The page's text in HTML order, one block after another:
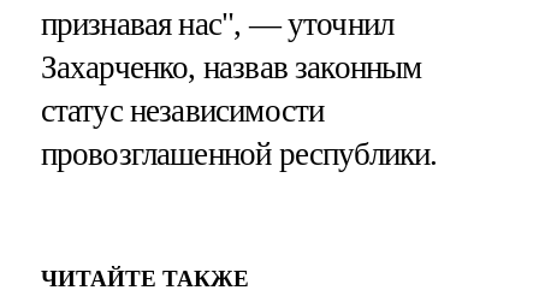
признавая нас", — уточнил
Захарченко, назвав законным
статус независимости
провозглашенной республики.
ЧИТАЙТЕ ТАКЖЕ